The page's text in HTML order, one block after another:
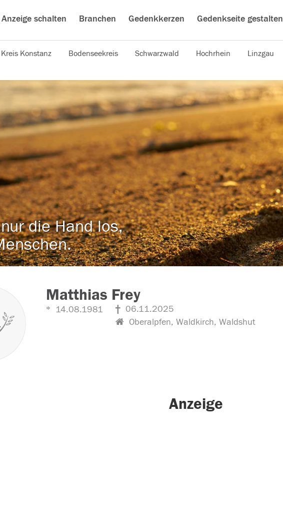
Anzeige schalten Branchen Gedenkkerzen Gedenkseite gestalten
Kreis Konstanz Bodenseekreis Schwarzwald Hochrhein Linzgau
die Hand los,
Matthias Frey
14.08.1981
06.11.2025
Oberalpfen, Waldkirch, Waldshut
Anzeige